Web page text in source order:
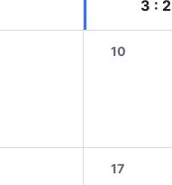
3 : 2
10
17